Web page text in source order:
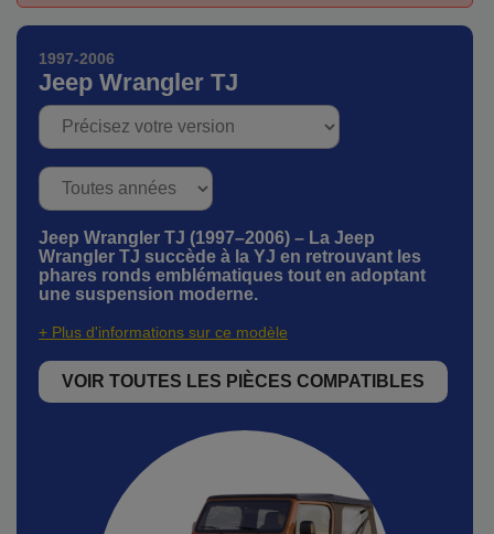
1997-2006
Jeep Wrangler TJ
Jeep Wrangler TJ (1997–2006) – La Jeep
Wrangler TJ succède à la YJ en retrouvant les
phares ronds emblématiques tout en adoptant
une suspension moderne.
+ Plus d'informations sur ce modèle
VOIR TOUTES LES PIÈCES COMPATIBLES